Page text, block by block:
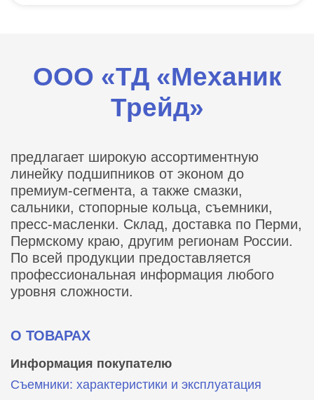
ООО «ТД «Механик
Трейд»
предлагает широкую ассортиментную
линейку подшипников от эконом до
премиум-сегмента, а также смазки,
сальники, стопорные кольца, съемники,
пресс-масленки. Склад, доставка по Перми,
Пермскому краю, другим регионам России.
По всей продукции предоставляется
профессиональная информация любого
уровня сложности.
О ТОВАРАХ
Информация покупателю
Съемники: характеристики и эксплуатация